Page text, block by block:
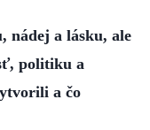
nádej a lásku, ale
politiku a
a čo